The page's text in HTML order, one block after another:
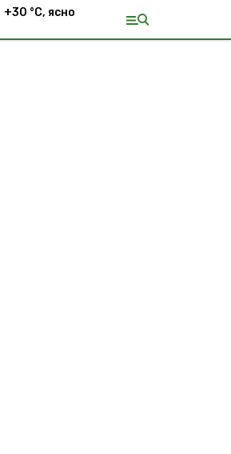
+30 °С, ясно